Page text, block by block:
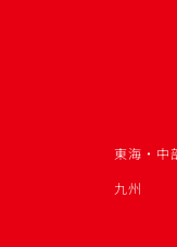
東海・中
九州